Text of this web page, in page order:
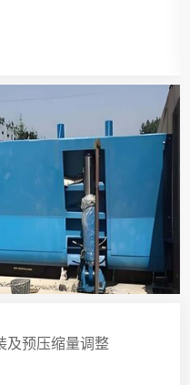
及预压缩量调整